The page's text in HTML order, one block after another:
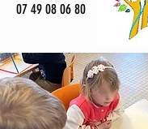
07 49 08 06 80